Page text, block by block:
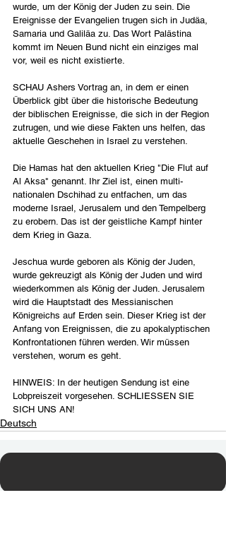
wurde, um der König der Juden zu sein. Die
Ereignisse der Evangelien trugen sich in Judäa,
Samaria und Galiläa zu. Das Wort Palästina
kommt im Neuen Bund nicht ein einziges mal
vor, weil es nicht existierte.
SCHAU Ashers Vortrag an, in dem er einen
Überblick gibt über die historische Bedeutung
der biblischen Ereignisse, die sich in der Region
zutrugen, und wie diese Fakten uns helfen, das
aktuelle Geschehen in Israel zu verstehen.
Die Hamas hat den aktuellen Krieg "Die Flut auf
Al Aksa" genannt. Ihr Ziel ist, einen multi-
nationalen Dschihad zu entfachen, um das
moderne Israel, Jerusalem und den Tempelberg
zu erobern. Das ist der geistliche Kampf hinter
dem Krieg in Gaza.
Jeschua wurde geboren als König der Juden,
wurde gekreuzigt als König der Juden und wird
wiederkommen als König der Juden. Jerusalem
wird die Hauptstadt des Messianischen
Königreichs auf Erden sein. Dieser Krieg ist der
Anfang von Ereignissen, die zu apokalyptischen
Konfrontationen führen werden. Wir müssen
verstehen, worum es geht.
HINWEIS: In der heutigen Sendung ist eine
Lobpreiszeit vorgesehen. SCHLIESSEN SIE
SICH UNS AN!
Deutsch